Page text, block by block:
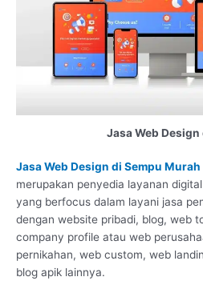
Jasa Web Design
Jasa Web Design di Sempu
merupakan penyedia layanan
yang berfocus dalam layani jasa
dengan website pribadi, blog, web
company profile atau web
pernikahan, web custom, web
blog apik lainnya.